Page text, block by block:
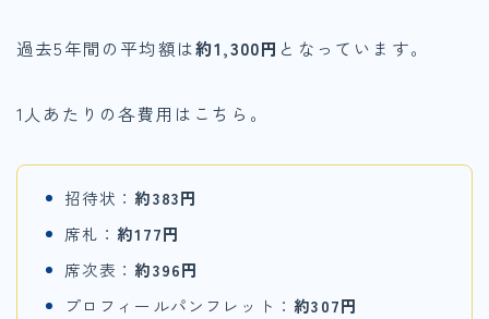
過去5年間の平均額は約1,300円 となっています。
1人あたりの各費用はこちら。
招待状： 約383円
席札： 約177円
席次表： 約396円
プロフィールパンフレット： 約307円